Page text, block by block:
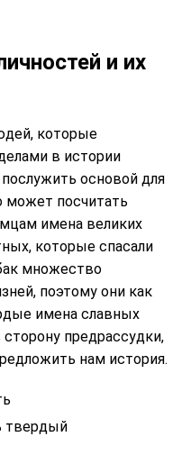
и их
которые
в истории
основой для
может посчитать
имена великих
которые спасали
множество
поэтому они как
имена славных
предрассудки,
нам история.
твердый